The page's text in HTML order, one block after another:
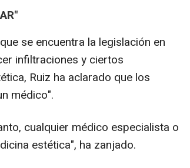
se encuentra la legislación en
infiltraciones y ciertos
Ruiz ha aclarado que los
médico".
cualquier médico especialista o
estética", ha zanjado.